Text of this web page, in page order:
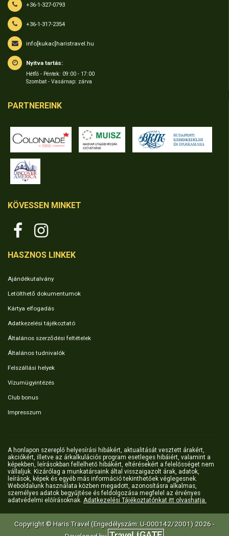
+36-1-327-0793
+36-1-317-2354
info[kukac]haristravel.hu
Nyitva tartás:
Hétfő - Péntek: 09:00 - 17:00
Szombat - Vasárnap: zárva
PARTNEREINK
KÖVESSEN MINKET
HASZNOS LINKEK
Ajándékutalvány
Letölthető dokumentumok
Kártya elfogadás
Adatkezelési tájékoztató
Általános szerződési feltételek
Általános tudnivalók
Felszállási helyek
Vízumügyintézés
Club bonus
Impresszum
A honlapon szereplő helyesírási hibákért, aktualitását vesztett árakért,
akciókért, illetve az árkalkulációs program esetleges hibáiért, valamint a
képekben, leírásokban fellelhető hibákért, eltérésekért a felelősséget nem
vállaljuk. Kizárólag a munkatársaink által visszaigazolt árak, adatok,
leírások, képek és egyéb más információ tekinthetőek véglegesnek.
Weboldalunk használata közben megadott, azonosításra alkalmas,
személyes adatok begyűjtése és feldolgozása megfelel az érvényes
adatvédelmi előírásoknak. Adatkezelési Tájékoztatónkat itt olvashatja.
Copyright © Haris Travel (Engedélyszám: U-000142/2001) 2026 -